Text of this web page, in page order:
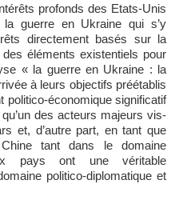
profonds des Etats-Unis
guerre en Ukraine qui s’y
directement basés sur la
éléments existentiels pour
« la guerre en Ukraine : la
à leurs objectifs préétablis
politico-économique significatif
des acteurs majeurs vis-
et, d’autre part, en tant que
tant dans le domaine
pays ont une véritable
politico-diplomatique et